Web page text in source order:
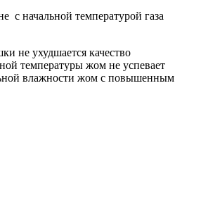
с начальной температурой газа
не ухудшается качество
температуры жом не успевает
влажности жом с повышенным